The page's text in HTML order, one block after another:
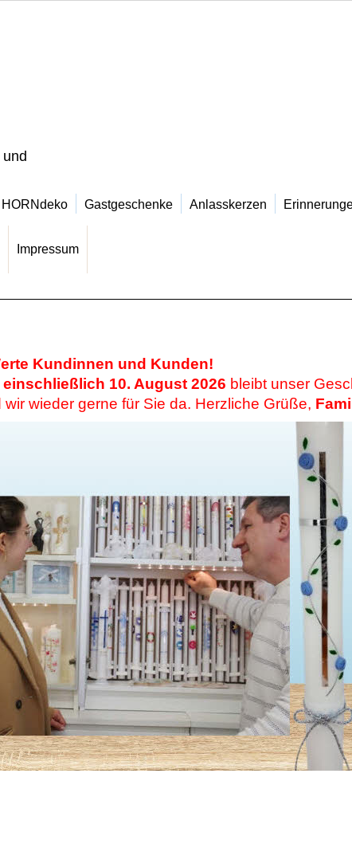
Gastgeschenke Anlasskerzen
Impressum
Kundinnen und Kunden!
10. August 2026 bleibt unser
wir wieder gerne für Sie da. Herzliche Grüße,